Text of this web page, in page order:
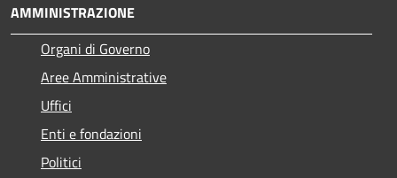
AMMINISTRAZIONE
Organi di Governo
Aree Amministrative
Uffici
Enti e fondazioni
Politici